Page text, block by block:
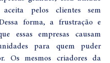
aceita pelos clientes sem
forma, a frustração e
essas empresas causam
para quem puder
Os mesmos criadores da